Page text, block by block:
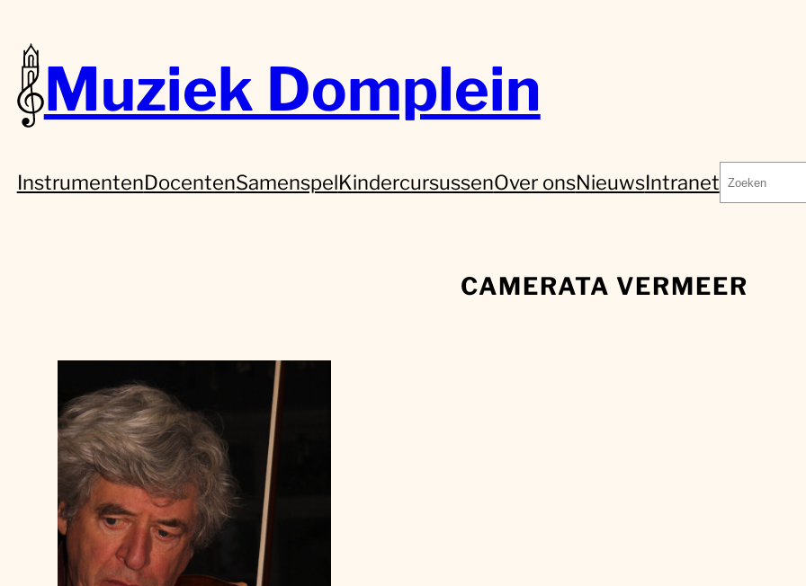
Muziek Domplein
InstrumentenDocentenSamenspelKindercursussenOver onsNieuwsIntranetZoeken
CAMERATA VERMEER